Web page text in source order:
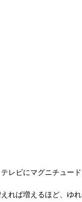
レビにマグニチュー
れば増えるほど、ゆ